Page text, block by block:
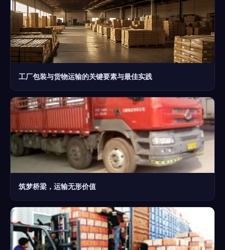
工厂包装与货物运输的关键要素与最佳实践
筑梦桥梁，运输无形价值